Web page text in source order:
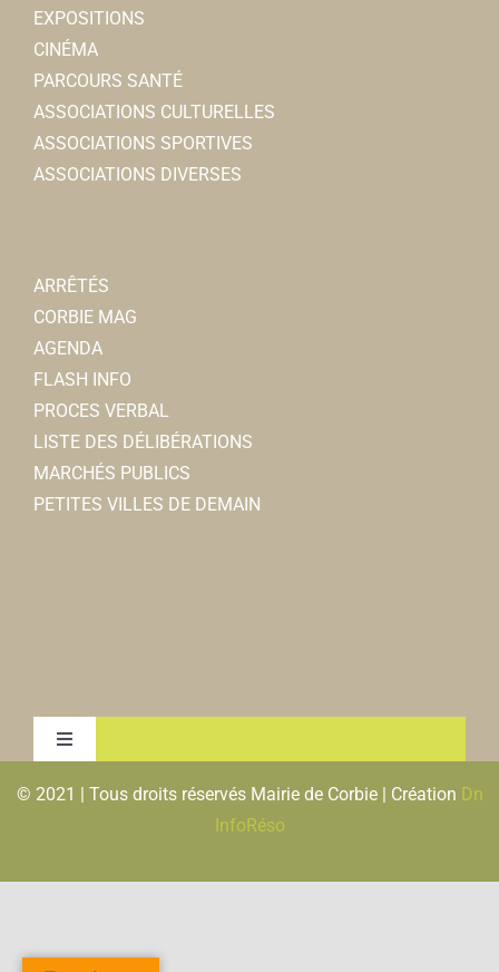
EXPOSITIONS
CINÉMA
PARCOURS SANTÉ
ASSOCIATIONS CULTURELLES
ASSOCIATIONS SPORTIVES
ASSOCIATIONS DIVERSES
ARRÊTÉS
CORBIE MAG
AGENDA
FLASH INFO
PROCES VERBAL
LISTE DES DÉLIBÉRATIONS
MARCHÉS PUBLICS
PETITES VILLES DE DEMAIN
Toggle
MENTIONS LEGALES & RGPD
© 2021 | Tous droits réservés Mairie de Corbie | Création Dn
InfoRéso